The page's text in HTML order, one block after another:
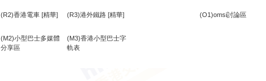
(R2)香港電車 [精華] (R3)港外鐵路 [精華] (O1)omsi討論區
(M2)小型巴士多媒體
分享區
(M3)香港小型巴士字
軌表